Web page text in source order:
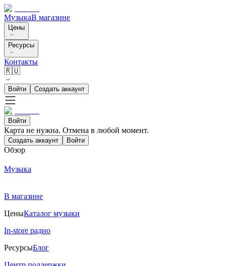
МузыкаВ магазине
Цены
Ресурсы
Контакты
🇷🇺
Войти Создать аккаунт
Войти
Карта не нужна. Отмена в любой момент.
Создать аккаунт Войти
Обзор
Музыка
В магазине
ЦеныКаталог музыки
In-store радио
РесурсыБлог